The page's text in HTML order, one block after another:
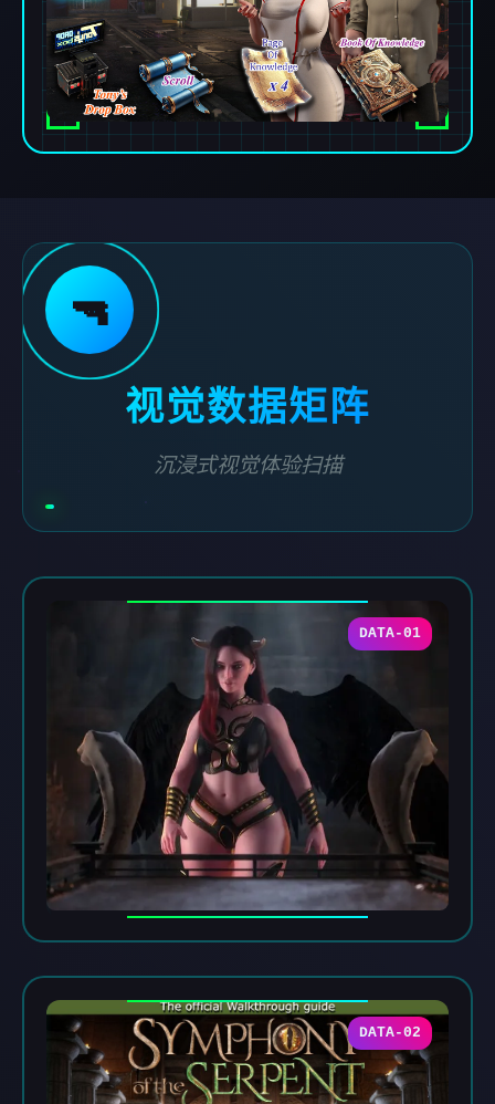
🔫
视觉数据矩阵
沉浸式视觉体验扫描
DATA-01
DATA-02